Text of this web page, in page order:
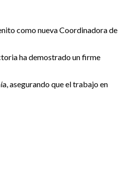
como nueva Coordinadora de
ha demostrado un firme
asegurando que el trabajo en